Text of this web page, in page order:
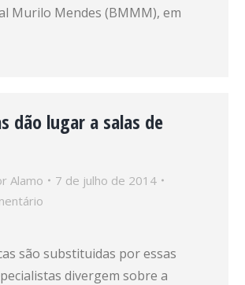
Murilo Mendes (BMMM), em
dão lugar a salas de
Alamo
7 de julho de 2014
são substituidas por essas
divergem sobre a